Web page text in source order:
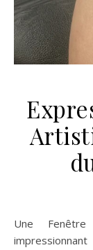
Une Fenêtre sur les Traditions Ce tatouage,